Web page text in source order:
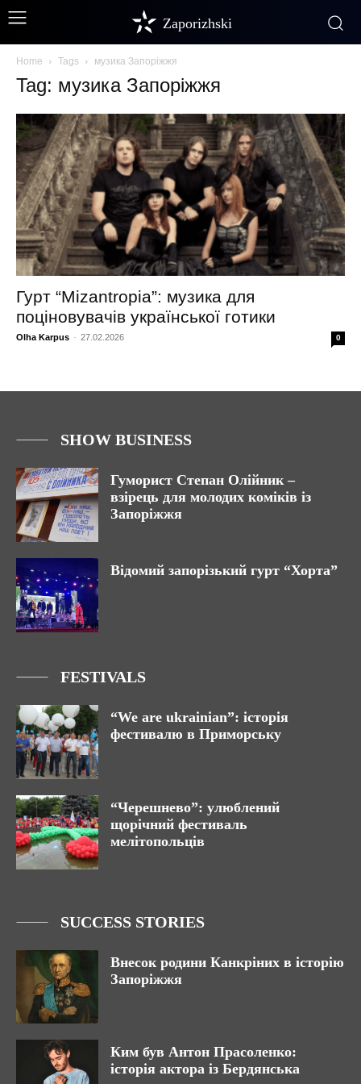
Zaporizhski
Home Tags музика Запоріжжя
Tag: музика Запоріжжя
Гурт “Mizantropia”: музика для
поціновувачів української готики
Olha Karpus - 27.02.2026 0
SHOW BUSINESS
Гуморист Степан Олійник –
взірець для молодих коміків із
Запоріжжя
Відомий запорізький гурт “Хорта”
FESTIVALS
“We are ukrainian”: історія
фестивалю в Приморську
“Черешнево”: улюблений
щорічний фестиваль
мелітопольців
SUCCESS STORIES
Внесок родини Канкріних в історію
Запоріжжя
Ким був Антон Прасоленко:
історія актора із Бердянська